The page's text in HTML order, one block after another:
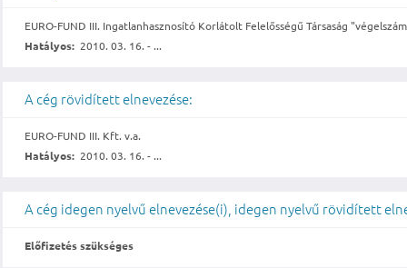
EURO-FUND III. Ingatlanhasznosító Korlátolt Felelősségű Társaság
Hatályos: 2010. 03. 16. - ...
A cég rövidített elnevezése:
EURO-FUND III. Kft. v.a.
Hatályos: 2010. 03. 16. - ...
A cég idegen nyelvű elnevezése(i), idegen nyelvű rövidített
Előfizetés szükséges